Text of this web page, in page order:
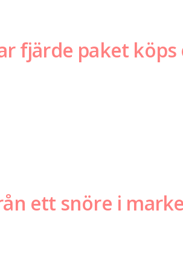
fjärde paket
ett snöre i